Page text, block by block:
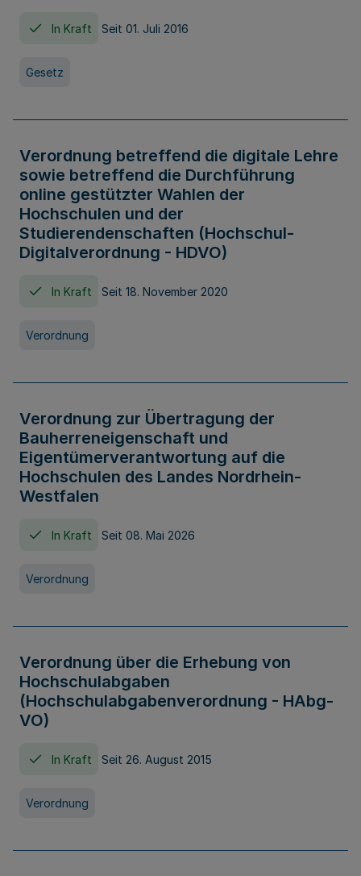
In Kraft Seit 01. Juli 2016
Gesetz
Verordnung betreffend die digitale Lehre
sowie betreffend die Durchführung
online gestützter Wahlen der
Hochschulen und der
Studierendenschaften (Hochschul-
Digitalverordnung - HDVO)
In Kraft Seit 18. November 2020
Verordnung
Verordnung zur Übertragung der
Bauherreneigenschaft und
Eigentümerverantwortung auf die
Hochschulen des Landes Nordrhein-
Westfalen
In Kraft Seit 08. Mai 2026
Verordnung
Verordnung über die Erhebung von
Hochschulabgaben
(Hochschulabgabenverordnung - HAbg-
VO)
In Kraft Seit 26. August 2015
Verordnung